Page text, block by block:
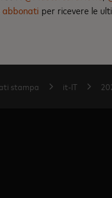
abbonati per ricevere le
stampa it-IT